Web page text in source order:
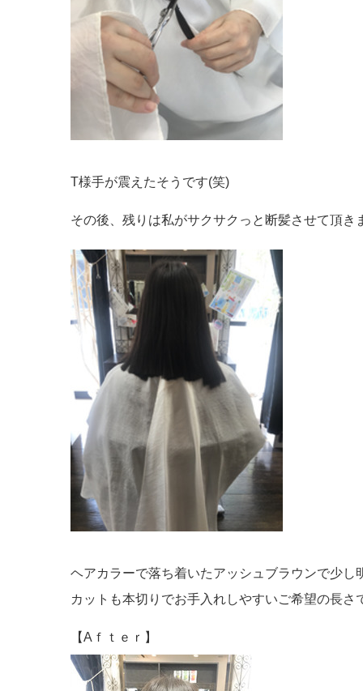
T様手が震えたそうです(笑)
その後、残りは私がサクサクっと断髪させて頂き
ヘアカラーで落ち着いたアッシュブラウンで少し
カットも本切りでお手入れしやすいご希望の長
【Aｆｔｅｒ】